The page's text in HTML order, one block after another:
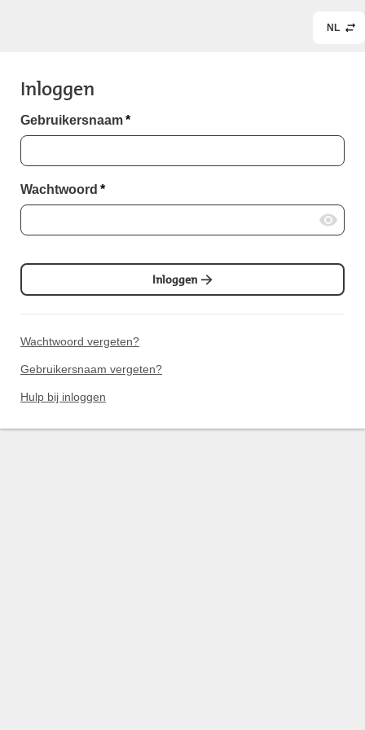
NL
Inloggen
Gebruikersnaam*
Wachtwoord *
Inloggen
Wachtwoord vergeten?
Gebruikersnaam vergeten?
Hulp bij inloggen